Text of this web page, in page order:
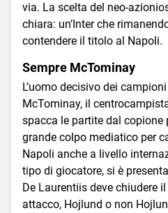
via. La scelta del neo-
chiara: un’Inter che
contendere il titolo al Napoli.
Sempre McTominay
L’uomo decisivo dei
McTominay, il
spacca le partite dal copione
grande colpo mediatico per
Napoli anche a livello
tipo di giocatore, si è
De Laurentiis deve chiudere
attacco, Hojlund o non